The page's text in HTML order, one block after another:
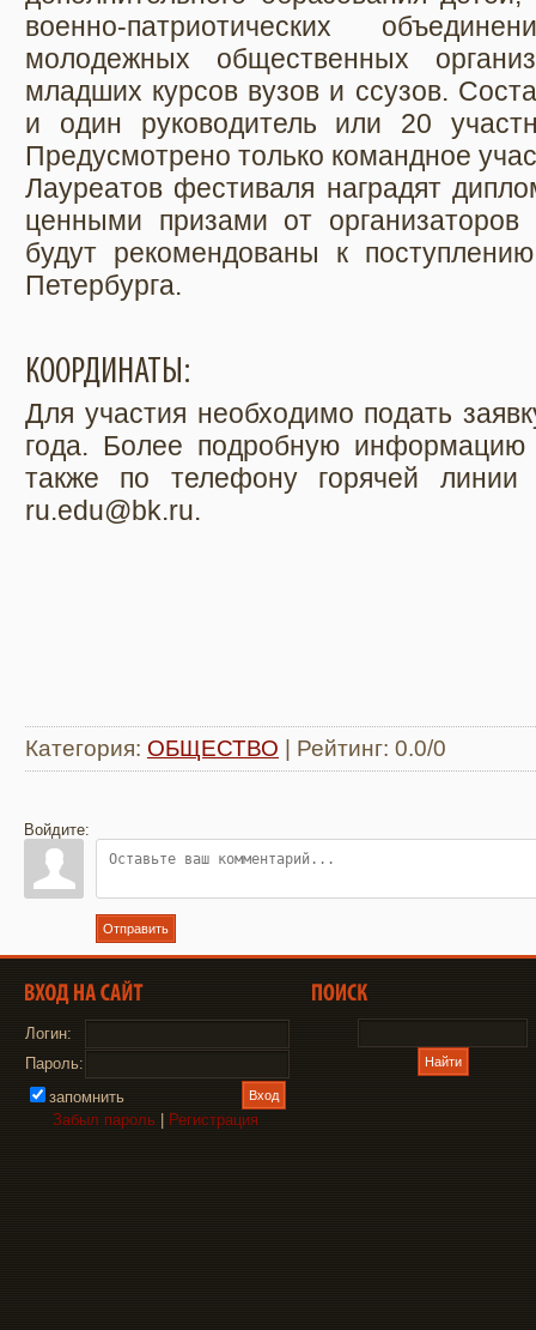
военно-патриотических
молодежных общественных
младших курсов вузов и ссузов.
и один руководитель или 20
Предусмотрено только командное
Лауреатов фестиваля наградят
ценными призами от организаторов
будут рекомендованы к
Петербурга.
КООРДИНАТЫ:
Для участия необходимо подать
года. Более подробную
также по телефону горячей
ru.edu@bk.ru.
Категория: ОБЩЕСТВО Рейтинг: 0.0/0
Войдите:
Отправить
Логин:
Пароль:
запомнить
Забыл пароль
Регистрация